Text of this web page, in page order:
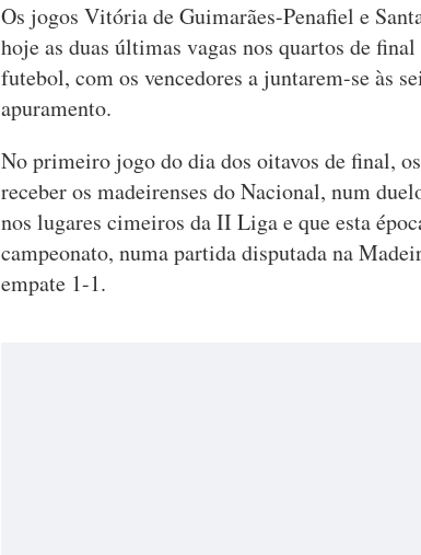
Os jogos Vitória de Guimarães-Penafiel e
hoje as duas últimas vagas nos quartos de
futebol, com os vencedores a juntarem-se às
apuramento.
No primeiro jogo do dia dos oitavos de final,
receber os madeirenses do Nacional, num
nos lugares cimeiros da II Liga e que esta
campeonato, numa partida disputada na
empate 1-1.